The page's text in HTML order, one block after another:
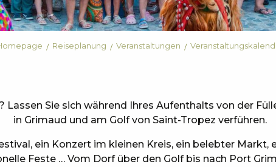
Reiseplanung Veranstaltungen
Lassen Sie sich während Ihres Aufenthalts von der
in Grimaud und am Golf von Saint-Tropez verführen.
ein Konzert im kleinen Kreis, ein belebter Markt,
Feste … Vom Dorf über den Golf bis nach Port